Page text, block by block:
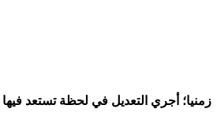
زمنيا؛ أجري التعديل في لحظة تستعد فيها